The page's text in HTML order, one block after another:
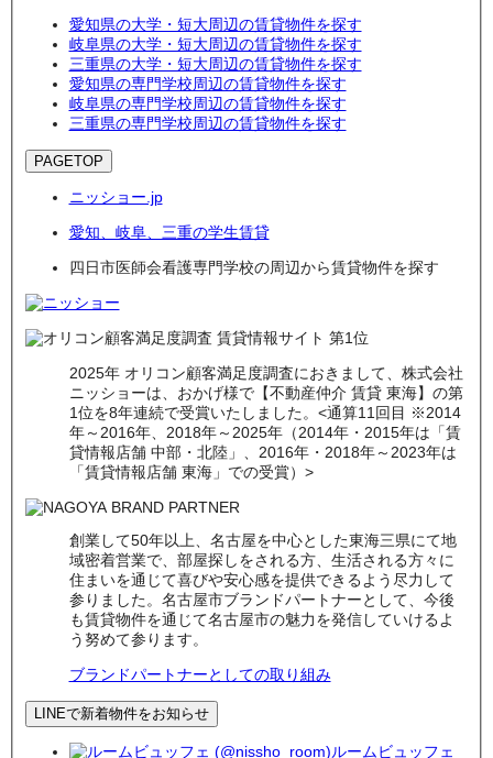
愛知県の大学・短大周辺の賃貸物件を探す
岐阜県の大学・短大周辺の賃貸物件を探す
三重県の大学・短大周辺の賃貸物件を探す
愛知県の専門学校周辺の賃貸物件を探す
岐阜県の専門学校周辺の賃貸物件を探す
三重県の専門学校周辺の賃貸物件を探す
PAGETOP
ニッショー.jp
愛知、岐阜、三重の学生賃貸
四日市医師会看護専門学校の周辺から賃貸物件を探す
2025年 オリコン顧客満足度調査におきまして、株式会社
ニッショーは、おかげ様で【不動産仲介 賃貸 東海】の第
1位を8年連続で受賞いたしました。<通算11回目 ※2014
年～2016年、2018年～2025年（2014年・2015年は「賃
貸情報店舗 中部・北陸」、2016年・2018年～2023年は
「賃貸情報店舗 東海」での受賞）>
創業して50年以上、名古屋を中心とした東海三県にて地
域密着営業で、部屋探しをされる方、生活される方々に
住まいを通じて喜びや安心感を提供できるよう尽力して
参りました。名古屋市ブランドパートナーとして、今後
も賃貸物件を通じて名古屋市の魅力を発信していけるよ
う努めて参ります。
ブランドパートナーとしての取り組み
LINEで新着物件をお知らせ
ルームビュッフェ